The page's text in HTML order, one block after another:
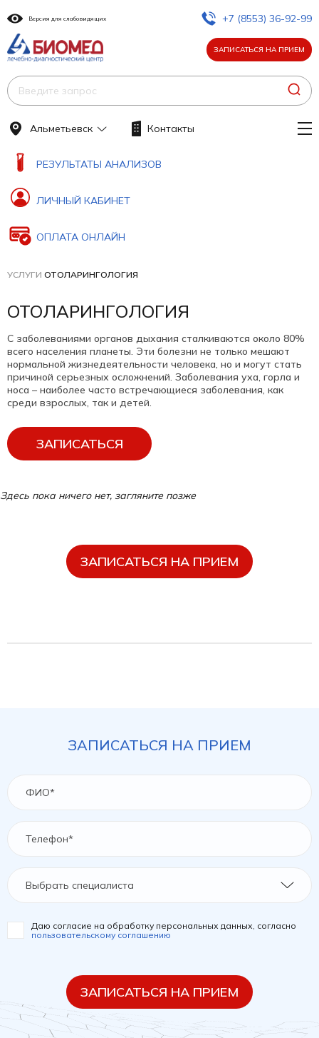
Версия для слабовидящих +7 (8553) 36-92-99
ЗАПИСАТЬСЯ НА ПРИЕМ
РЕЗУЛЬТАТЫ АНАЛИЗОВ
ЛИЧНЫЙ КАБИНЕТ
ОПЛАТА ОНЛАЙН
Альметьевск Контакты
УСЛУГИ ОТОЛАРИНГОЛОГИЯ
ОТОЛАРИНГОЛОГИЯ
С заболеваниями органов дыхания сталкиваются около 80%
всего населения планеты. Эти болезни не только мешают
нормальной жизнедеятельности человека, но и могут стать
причиной серьезных осложнений. Заболевания уха, горла и
носа – наиболее часто встречающиеся заболевания, как
среди взрослых, так и детей.
ЗАПИСАТЬСЯ
Здесь пока ничего нет, загляните позже
ЗАПИСАТЬСЯ НА ПРИЕМ
ЗАПИСАТЬСЯ НА ПРИЕМ
Выбрать специалиста
Даю согласие на обработку персональных данных, согласно
пользовательскому соглашению
ЗАПИСАТЬСЯ НА ПРИЕМ